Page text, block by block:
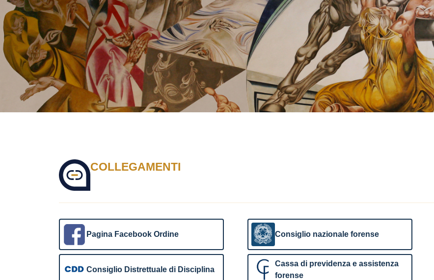
COLLEGAMENTI
Pagina Facebook Ordine Consiglio nazionale forense
Consiglio Distrettuale di Disciplina
Cassa di previdenza e assistenza
forense